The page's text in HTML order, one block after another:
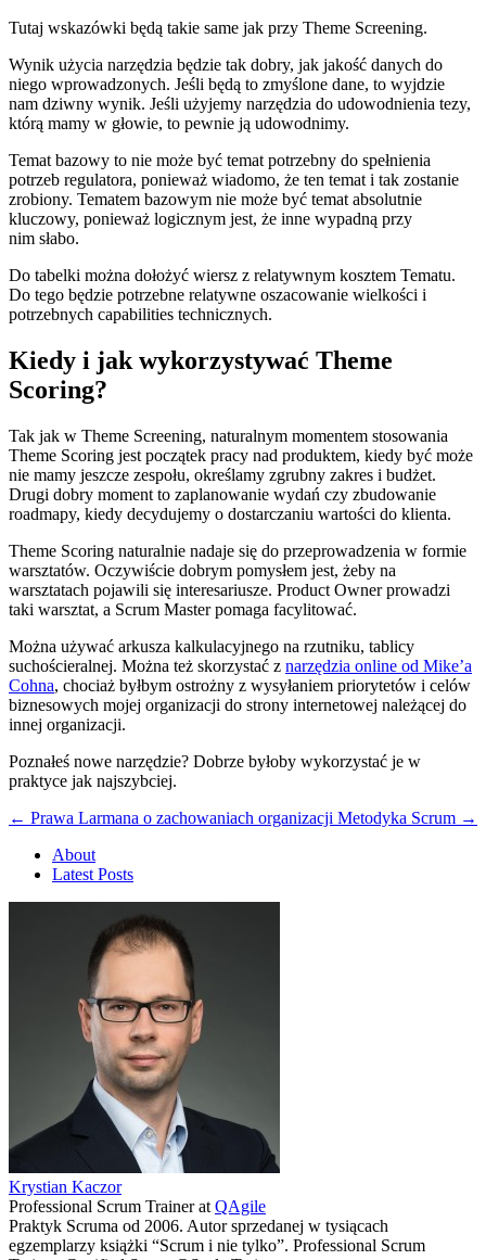
Tutaj wskazówki będą takie same jak przy Theme Screening.
Wynik użycia narzędzia będzie tak dobry, jak jakość danych do
niego wprowadzonych. Jeśli będą to zmyślone dane, to wyjdzie
nam dziwny wynik. Jeśli użyjemy narzędzia do udowodnienia tezy,
którą mamy w głowie, to pewnie ją udowodnimy.
Temat bazowy to nie może być temat potrzebny do spełnienia
potrzeb regulatora, ponieważ wiadomo, że ten temat i tak zostanie
zrobiony. Tematem bazowym nie może być temat absolutnie
kluczowy, ponieważ logicznym jest, że inne wypadną przy
nim słabo.
Do tabelki można dołożyć wiersz z relatywnym kosztem Tematu.
Do tego będzie potrzebne relatywne oszacowanie wielkości i
potrzebnych capabilities technicznych.
Kiedy i jak wykorzystywać Theme
Scoring?
Tak jak w Theme Screening, naturalnym momentem stosowania
Theme Scoring jest początek pracy nad produktem, kiedy być może
nie mamy jeszcze zespołu, określamy zgrubny zakres i budżet.
Drugi dobry moment to zaplanowanie wydań czy zbudowanie
roadmapy, kiedy decydujemy o dostarczaniu wartości do klienta.
Theme Scoring naturalnie nadaje się do przeprowadzenia w formie
warsztatów. Oczywiście dobrym pomysłem jest, żeby na
warsztatach pojawili się interesariusze. Product Owner prowadzi
taki warsztat, a Scrum Master pomaga facylitować.
Można używać arkusza kalkulacyjnego na rzutniku, tablicy
suchościeralnej. Można też skorzystać z narzędzia online od Mike’a
Cohna, chociaż byłbym ostrożny z wysyłaniem priorytetów i celów
biznesowych mojej organizacji do strony internetowej należącej do
innej organizacji.
Poznałeś nowe narzędzie? Dobrze byłoby wykorzystać je w
praktyce jak najszybciej.
← Prawa Larmana o zachowaniach organizacji Metodyka Scrum →
About
Latest Posts
Krystian Kaczor
Professional Scrum Trainerat QAgile
Praktyk Scruma od 2006. Autor sprzedanej w tysiącach
egzemplarzy książki “Scrum i nie tylko”. Professional Scrum